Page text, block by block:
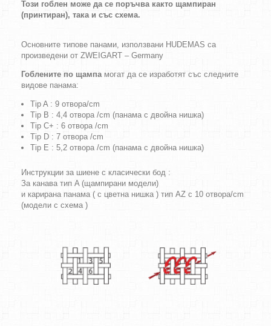
Този гоблен може да се поръчва както щампиран
(принтиран), така и със схема.
Основните типове панами, използвани HUDEMAS са
произведени от ZWEIGART – Germany
Гоблените по щампамогат да се изработят със следните
видове панама:
Tip A : 9 отвора/cm
Tip B : 4,4 отвора /cm (панама с двойна нишка)
Tip C+ : 6 отвора /cm
Tip D : 7 отвора /cm
Tip E : 5,2 отвора /cm (панама с двойна нишка)
Инструкции за шиене с класически бод :
За канава тип A (щампирани модели)
и карирана панама ( с цветна нишка ) тип AZ с 10 отвора/cm
(модели с схема )